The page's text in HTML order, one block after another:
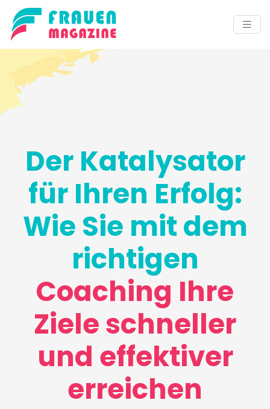
Der Katalysator
für Ihren Erfolg:
Wie Sie mit dem
richtigen
Coaching Ihre
Ziele schneller
und effektiver
erreichen